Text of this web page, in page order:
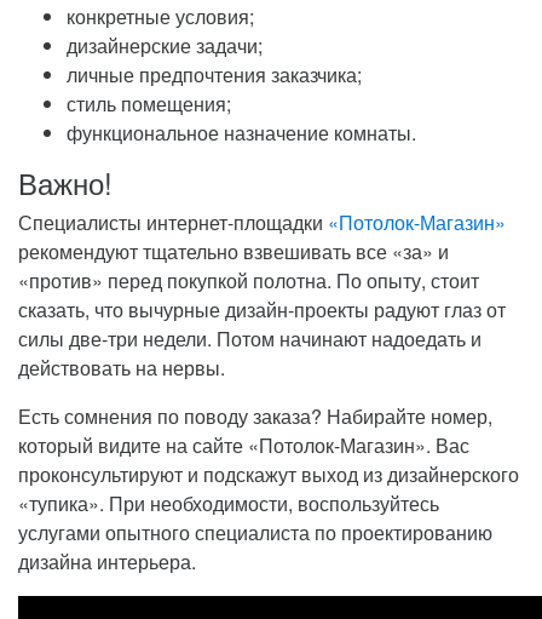
конкретные условия;
дизайнерские задачи;
личные предпочтения заказчика;
стиль помещения;
функциональное назначение комнаты.
Важно!
Специалисты интернет-площадки «Потолок-Магазин»
рекомендуют тщательно взвешивать все «за» и
«против» перед покупкой полотна. По опыту, стоит
сказать, что вычурные дизайн-проекты радуют глаз от
силы две-три недели. Потом начинают надоедать и
действовать на нервы.
Есть сомнения по поводу заказа? Набирайте номер,
который видите на сайте «Потолок-Магазин». Вас
проконсультируют и подскажут выход из дизайнерского
«тупика». При необходимости, воспользуйтесь
услугами опытного специалиста по проектированию
дизайна интерьера.